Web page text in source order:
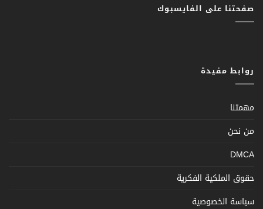
صفحتنا على الفايسبوك
روابط مفيدة
مهمتنا
من نحن
DMCA
حقوق الملكية الفكرية
سياسة الخصوصية